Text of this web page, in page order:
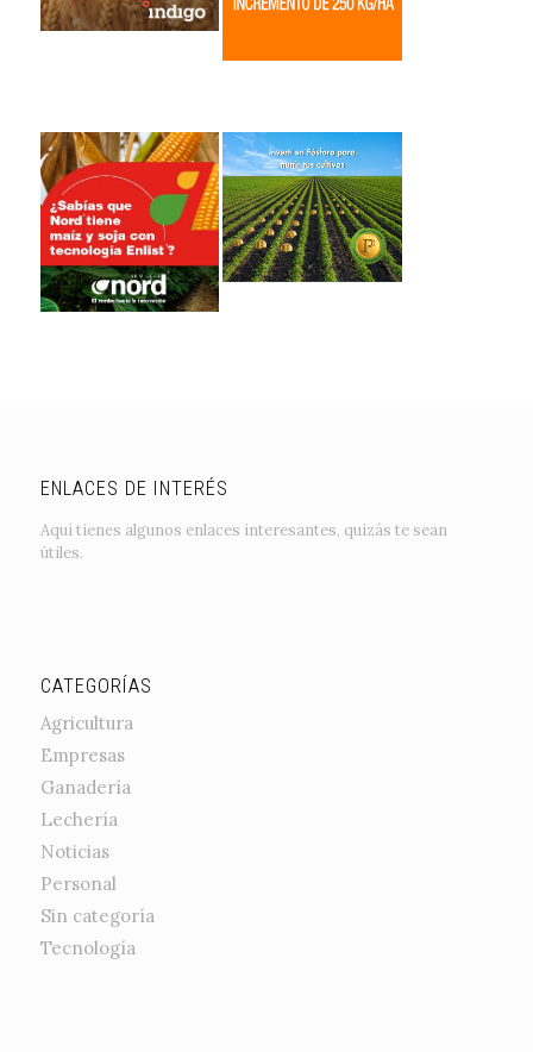
ENLACES DE INTERÉS
Aquí tienes algunos enlaces interesantes, quizás te sean
útiles.
CATEGORÍAS
Agricultura
Empresas
Ganadería
Lechería
Noticias
Personal
Sin categoría
Tecnología